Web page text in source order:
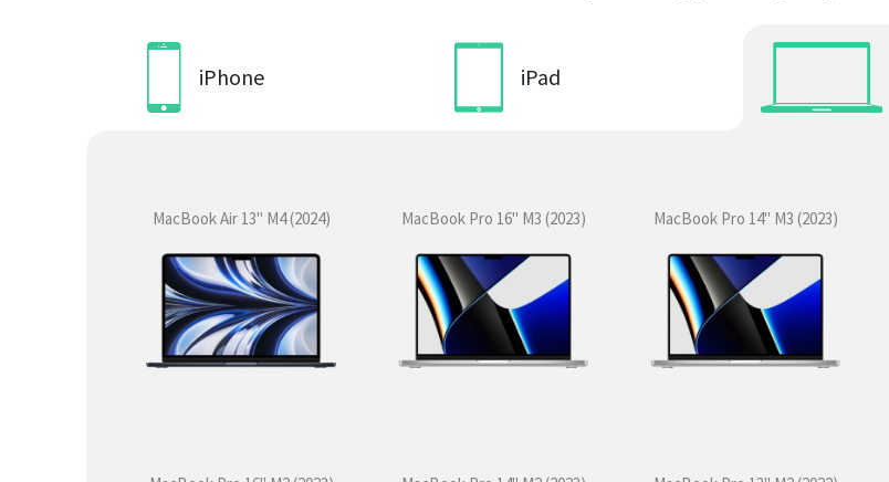
iPhone iPad
MacBook Air 13" M4 (2024) MacBook Pro 16" M3 (2023) MacBook Pro 14" M3 (2023)